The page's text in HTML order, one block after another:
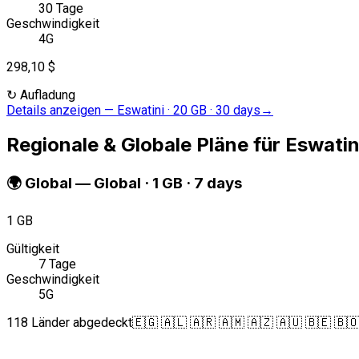
30 Tage
Geschwindigkeit
4G
298,10 $
↻ Aufladung
Details anzeigen — Eswatini · 20 GB · 30 days →
Regionale & Globale Pläne für
🌍 Global — Global · 1 GB · 7 days
1 GB
Gültigkeit
7 Tage
Geschwindigkeit
5G
118 Länder abgedeckt🇪🇬 🇦🇱 🇦🇷 🇦🇲 🇦🇿 🇦🇺 🇧🇪